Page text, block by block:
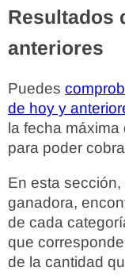
Resultados
anteriores
Puedes
de hoy y
la fecha
para poder
En esta
ganadora,
de cada
que
de la cantidad